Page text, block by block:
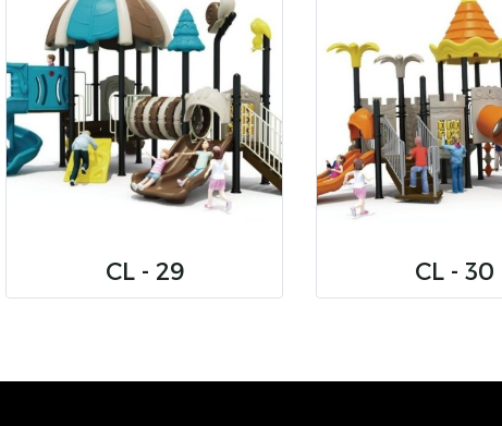
CL - 29 CL - 30